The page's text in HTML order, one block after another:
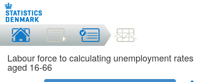
Labour force to calculating unemployment rates
aged 16-66